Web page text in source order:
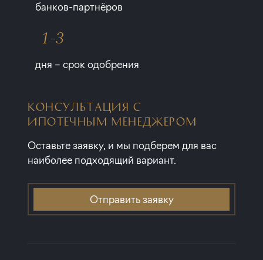
банков-партнёров
1-3
дня – срок одобрения
КОНСУЛЬТАЦИЯ С
ИПОТЕЧНЫМ МЕНЕДЖЕРОМ
Оставьте заявку, и мы подберем для вас
наиболее подходящий вариант.
Отправить заявку